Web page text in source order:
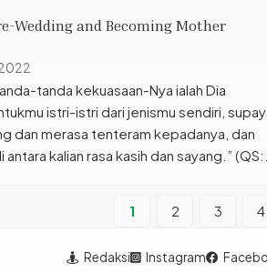
fokus pembinaan di Keputrian. Wadah
[…]
Wedding and Becoming Mother
tanda kekuasaan-Nya ialah Dia
istri-istri dari jenismu sendiri,
dan merasa tenteram kepadanya, dan
kalian rasa kasih dan sayang.” (QS:
webinar pada Jum’at, 31
1 2 3 4
Redaksi Instagram